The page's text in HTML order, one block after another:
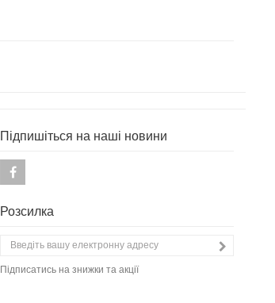
Підпишіться на наші новини
Розсилка
Підписатись на знижки та акції